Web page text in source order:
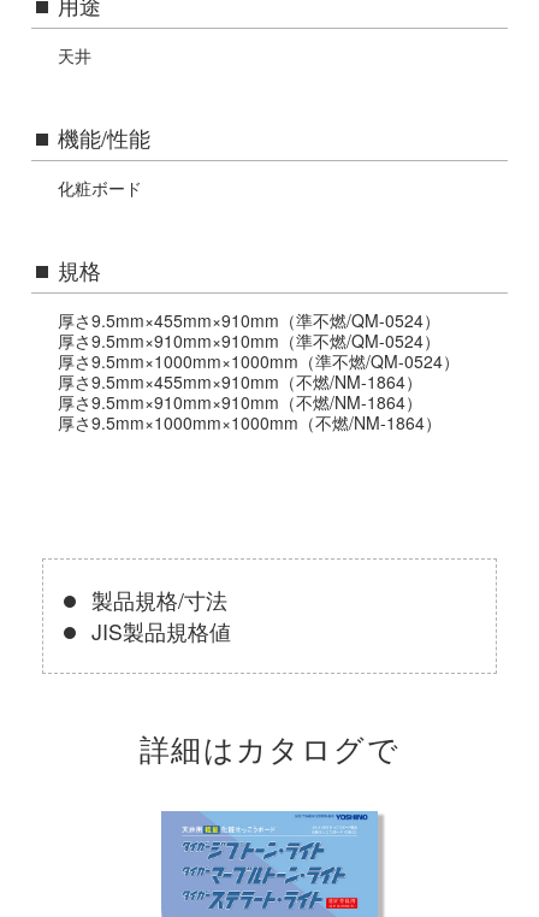
天井
機能/性能
化粧ボード
規格
厚さ9.5mm×455mm×910mm（準不燃/QM-0524）
厚さ9.5mm×910mm×910mm（準不燃/QM-0524）
厚さ9.5mm×1000mm×1000mm（準不燃/QM-0524）
厚さ9.5mm×455mm×910mm（不燃/NM-1864）
厚さ9.5mm×910mm×910mm（不燃/NM-1864）
厚さ9.5mm×1000mm×1000mm（不燃/NM-1864）
製品規格/寸法
JIS製品規格値
詳細はカタログで